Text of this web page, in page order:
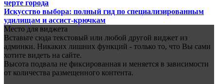
черте города
Искусство выбора: полный гид по специализированным
удилищам и ассист-крючкам
Место для виджета
Вставьте сюда текстовый или любой другой виджет из
админки. Никаких лишних функций - только то, что Вы сами
хотите видеть на сайте.
Высота подвала не фиксированная и меняется в зависимости
от количества размещенного контента.